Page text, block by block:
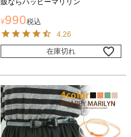
販ならハッピーマリリン
¥990税込
4.26
在庫切れ